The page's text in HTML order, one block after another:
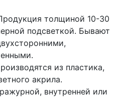
толщиной 10-30
подсветкой. Бывают
из пластика,
акрила.
внутренней или